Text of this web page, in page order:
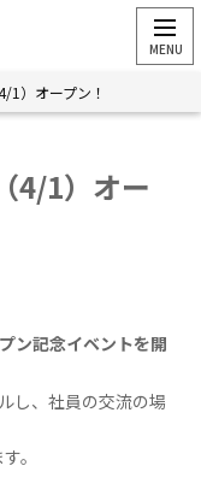
1）オープン！
4/1）オー
ン記念イベントを開
し、社員の交流の場
。